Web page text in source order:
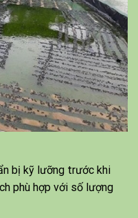
bị kỹ lưỡng trước khi
phù hợp với số lượng